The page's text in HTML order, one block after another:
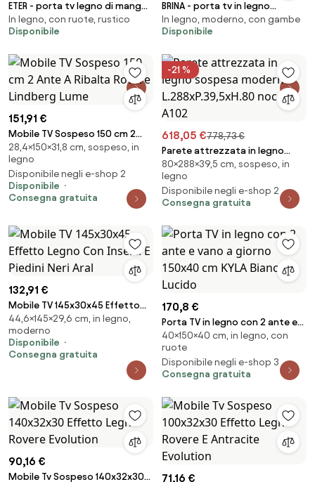
ETER - porta tv legno di mango
bianco
In legno, con ruote, rustico
Disponibile
BRINA - porta tv in legno
massiccio
In legno, moderno, con gambe
Disponibile
151,91 €
Mobile TV Sospeso 150 cm 2
Ante A Ribalta Rovere Lindberg
Lume
28,4×150×31,8 cm, sospeso, in
legno
Disponibile negli e-shop 2
Disponibile
Consegna gratuita
-21 %
618,05 €778,73 €
Parete attrezzata in legno
sospesa moderna
L.288xP.39,5xH.80 noce A102
80×288×39,5 cm, sospeso, in
legno
Disponibile negli e-shop 2
Consegna gratuita
132,91 €
Mobile TV 145x30x45 Effetto
Legno Con Inserti E Piedini Neri
Aral
44,6×145×29,6 cm, in legno,
moderno
Disponibile
Consegna gratuita
170,8 €
Porta TV in legno con 2 ante e
vano a giorno 150x40 cm KYLA
Bianco Lucido
40×150×40 cm, in legno, con
ruote
Disponibile negli e-shop 3
Consegna gratuita
90,16 €
Mobile Tv Sospeso 140x32x30
71,16 €